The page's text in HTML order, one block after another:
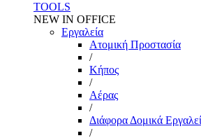
TOOLS
NEW IN OFFICE
Εργαλεία
Aτομική Προστασία
/
Kήπος
/
Αέρας
/
Διάφορα Δομικά
/